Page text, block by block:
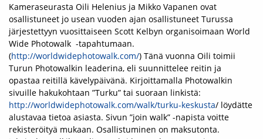
Kameraseurasta Oili Helenius ja Mikko Vapanen ovat
osallistuneet jo usean vuoden ajan osallistuneet Turussa
järjestettyyn vuosittaiseen Scott Kelbyn organisoimaan World
Wide Photowalk -­tapahtumaan.
(http://worldwidephotowalk.com/) Tänä vuonna Oili toimii
Turun Photowalkin leaderina, eli suunnittelee reitin ja
opastaa reitillä kävelypäivänä. Kirjoittamalla Photowalkin
sivuille hakukohtaan ”Turku” tai suoraan linkistä:
http://worldwidephotowalk.com/walk/turku‐keskusta/ löydätte
alustavaa tietoa asiasta. Sivun ”join walk” -­napista voitte
rekisteröityä mukaan. Osallistuminen on maksutonta.